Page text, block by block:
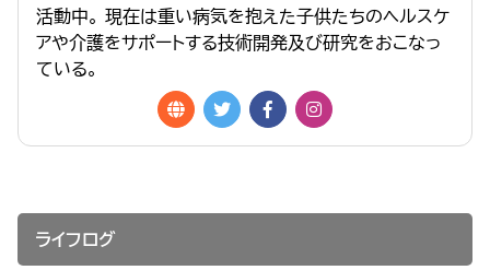
活動中。 現在は重い病気を抱えた子供たちのヘルスケ
アや介護をサポートする技術開発及び研究をおこなっ
ている。
ライフログ